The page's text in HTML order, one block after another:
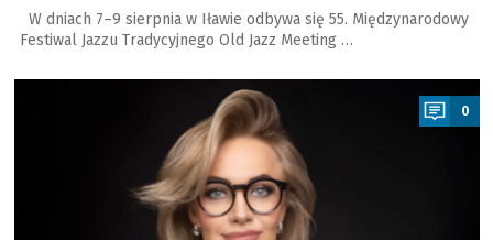
W dniach 7–9 sierpnia w Iławie odbywa się 55. Międzynarodowy
Festiwal Jazzu Tradycyjnego Old Jazz Meeting …
a
0